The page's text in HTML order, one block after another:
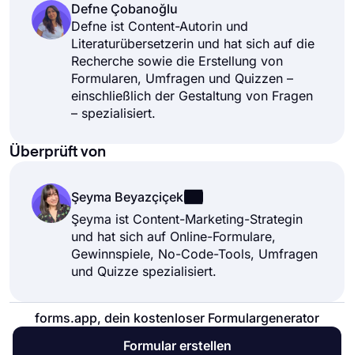
Defne Çobanoğlu
Defne ist Content-Autorin und
Literaturübersetzerin und hat sich auf die
Recherche sowie die Erstellung von
Formularen, Umfragen und Quizzen –
einschließlich der Gestaltung von Fragen
– spezialisiert.
Überprüft von
Şeyma Beyazçiçek
Şeyma ist Content-Marketing-Strategin
und hat sich auf Online-Formulare,
Gewinnspiele, No-Code-Tools, Umfragen
und Quizze spezialisiert.
forms.app, dein kostenloser Formulargenerator
Formular erstellen